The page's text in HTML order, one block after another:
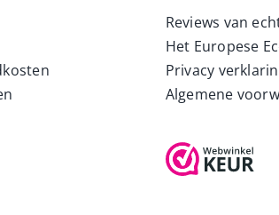
Reviews van
Het Europese
Privacy
Algemene